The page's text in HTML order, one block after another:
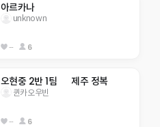
아르카나
unknown
-- 6
오현중 2반 1팀      제주 정복
퀸카오우빈
-- 6